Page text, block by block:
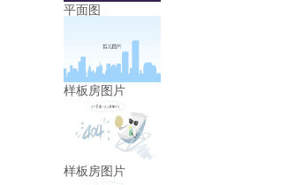
平面图
样板房图片
样板房图片